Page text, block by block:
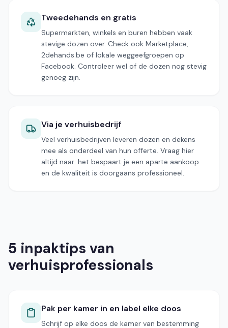
Tweedehands en gratis
Supermarkten, winkels en buren hebben vaak
stevige dozen over. Check ook Marketplace,
2dehands.be of lokale weggeefgroepen op
Facebook. Controleer wel of de dozen nog stevig
genoeg zijn.
Via je verhuisbedrijf
Veel verhuisbedrijven leveren dozen en dekens
mee als onderdeel van hun offerte. Vraag hier
altijd naar: het bespaart je een aparte aankoop
en de kwaliteit is doorgaans professioneel.
5 inpaktips van
verhuisprofessionals
Pak per kamer in en label elke doos
Schrijf op elke doos de kamer van bestemming